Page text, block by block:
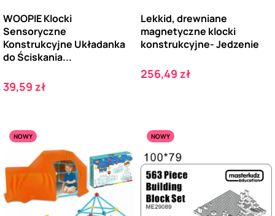
WOOPIE Klocki
Sensoryczne
Konstrukcyjne Układanka
do Ściskania...
Cena
39,59 zł
Lekkid, drewniane
magnetyczne klocki
konstrukcyjne- Jedzenie
Cena
256,49 zł
NOWY NOWY